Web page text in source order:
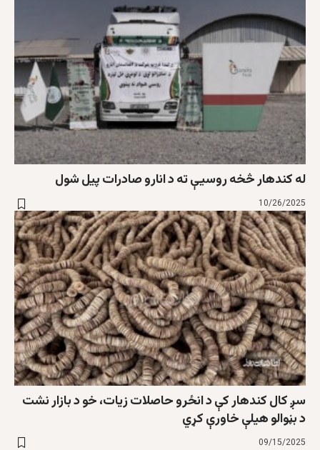
له کندهار څخه روسیې ته د انارو صادرات پیل شول
10/26/2025
سږ کال کندهار کې د انځرو حاصلات زیات، خو د بازار نشت
د بڼوالو هیلې خاورې کړي
09/15/2025